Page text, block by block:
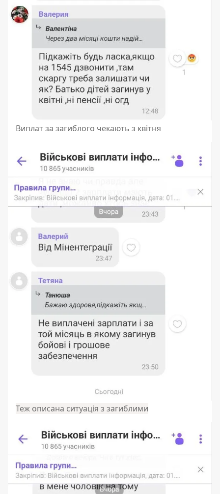
Виплат за загиблого чекають з квітня
Теж описана ситуація з загиблими